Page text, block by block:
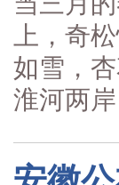
上，奇
如雪，
淮河两